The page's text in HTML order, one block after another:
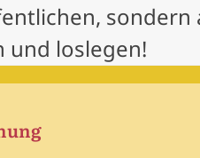
sondern
und loslegen!